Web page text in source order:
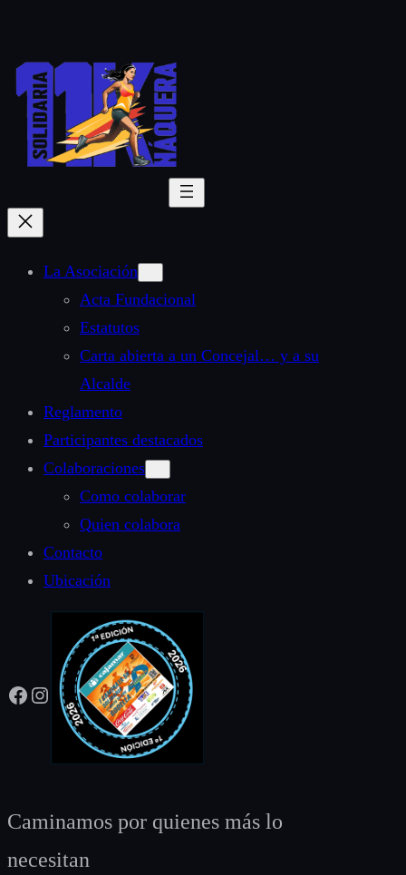
al
contenido
La Asociación
Acta Fundacional
Estatutos
Carta abierta a un Concejal… y a su
Alcalde
Reglamento
Participantes destacados
Colaboraciones
Como colaborar
Quien colabora
Contacto
Ubicación
Facebook
Instagram
Caminamos por quienes más lo
necesitan